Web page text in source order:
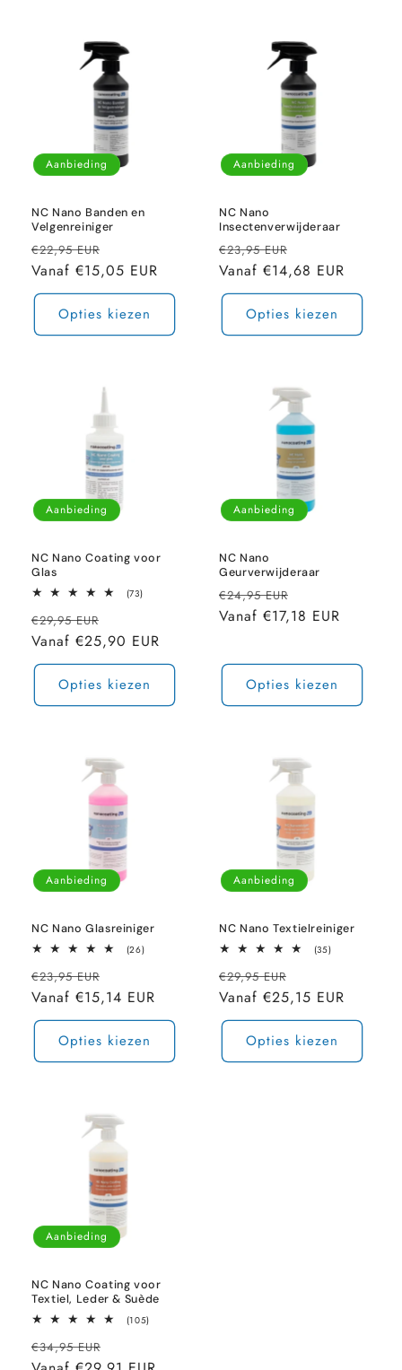
Aanbieding
NC Nano Banden en
Velgenreiniger
Normale
prijs
€22,95 EUR
Aanbiedingsprijs
Vanaf €15,05 EUR
Opties kiezen
Aanbieding
NC Nano
Insectenverwijderaar
Normale
prijs
€23,95 EUR
Vanaf €14,68 EUR
Opties kiezen
Aanbieding
NC Nano Coating voor
Glas
(73)73
Normale
prijs
€29,95 EUR
Aanbiedingsprijs
Vanaf €25,90 EUR
Opties kiezen
Aanbieding
NC Nano
Geurverwijderaar
Normale
prijs
€24,95 EUR
Vanaf €17,18 EUR
Opties kiezen
Aanbieding
NC Nano Glasreiniger
(26)26
Normale
prijs
€23,95 EUR
Aanbiedingsprijs
Vanaf €15,14 EUR
Opties kiezen
Aanbieding
NC Nano Textielreiniger
(35)35
Normale
prijs
€29,95 EUR
Vanaf €25,15 EUR
Opties kiezen
Aanbieding
NC Nano Coating voor
Textiel, Leder & Suède
(105)
Normale
€34,95 EUR